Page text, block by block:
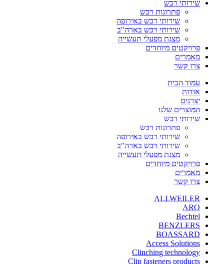
שירותי רכש
פתרונות רכש
שירותי רכש באירופה
שירותי רכש בארה"ב
מצגת מפעלי תעשייה
פרויקטים מיוחדים
מאמרים
צרו קשר
עמוד הבית
אודות
יצרנים
המוצרים שלנו
שירותי רכש
פתרונות רכש
שירותי רכש באירופה
שירותי רכש בארה"ב
מצגת מפעלי תעשייה
פרויקטים מיוחדים
מאמרים
צרו קשר
ALLWEILER
ARO
Bechtel
BENZLERS
BOASSARD
Access Solutions
Clinching technology
Clip fasteners products